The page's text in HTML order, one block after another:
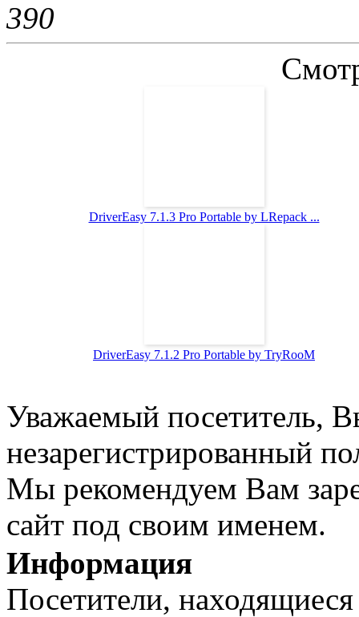
390
DriverEasy 7.1.3 Pro Portable by LRepack ...
DriverEasy 7.1.2 Pro Portable by TryRooM
Уважаемый посетитель,
незарегистрированный
Мы рекомендуем Вам
сайт под своим именем.
Информация
Посетители,